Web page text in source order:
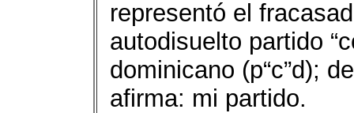
representó el
autodisuelto partido
dominicano (p“c”d);
afirma: mi partido.